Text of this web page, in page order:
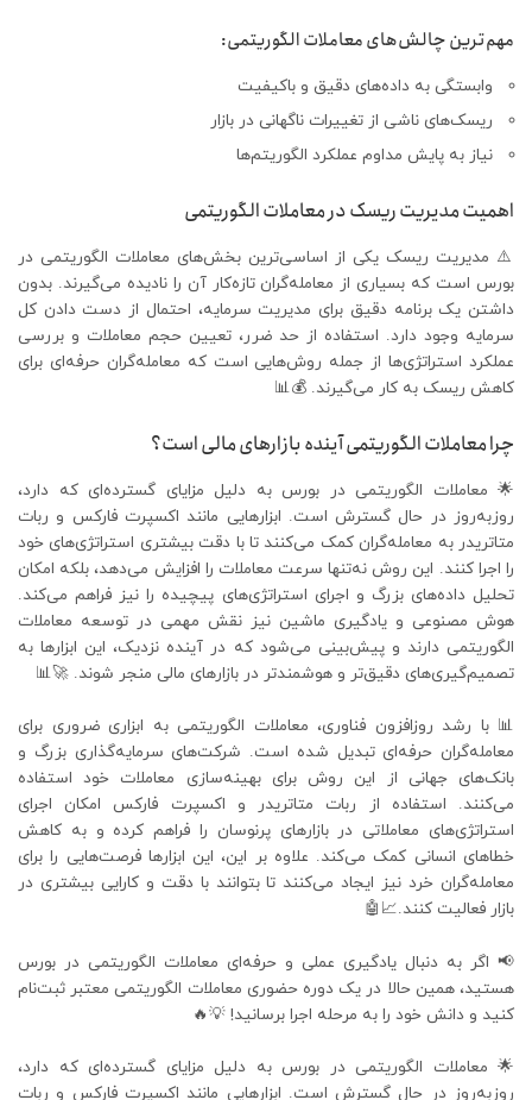
مهم‌ترین چالش‌های معاملات الگوریتمی:
وابستگی به داده‌های دقیق و باکیفیت
ریسک‌های ناشی از تغییرات ناگهانی در بازار
نیاز به پایش مداوم عملکرد الگوریتم‌ها
اهمیت مدیریت ریسک در معاملات الگوریتمی
⚠️ مدیریت ریسک یکی از اساسی‌ترین بخش‌های معاملات الگوریتمی در
بورس است که بسیاری از معامله‌گران تازه‌کار آن را نادیده می‌گیرند. بدون
داشتن یک برنامه دقیق برای مدیریت سرمایه، احتمال از دست دادن کل
سرمایه وجود دارد. استفاده از حد ضرر، تعیین حجم معاملات و بررسی
عملکرد استراتژی‌ها از جمله روش‌هایی است که معامله‌گران حرفه‌ای برای
کاهش ریسک به کار می‌گیرند. 💰📊
چرا معاملات الگوریتمی آینده بازارهای مالی است؟
🌟 معاملات الگوریتمی در بورس به دلیل مزایای گسترده‌ای که دارد،
روزبه‌روز در حال گسترش است. ابزارهایی مانند اکسپرت فارکس و ربات
متاتریدر به معامله‌گران کمک می‌کنند تا با دقت بیشتری استراتژی‌های خود
را اجرا کنند. این روش نه‌تنها سرعت معاملات را افزایش می‌دهد، بلکه امکان
تحلیل داده‌های بزرگ و اجرای استراتژی‌های پیچیده را نیز فراهم می‌کند.
هوش مصنوعی و یادگیری ماشین نیز نقش مهمی در توسعه معاملات
الگوریتمی دارند و پیش‌بینی می‌شود که در آینده نزدیک، این ابزارها به
تصمیم‌گیری‌های دقیق‌تر و هوشمندتر در بازارهای مالی منجر شوند. 🚀📊
📊 با رشد روزافزون فناوری، معاملات الگوریتمی به ابزاری ضروری برای
معامله‌گران حرفه‌ای تبدیل شده است. شرکت‌های سرمایه‌گذاری بزرگ و
بانک‌های جهانی از این روش برای بهینه‌سازی معاملات خود استفاده
می‌کنند. استفاده از ربات متاتریدر و اکسپرت فارکس امکان اجرای
استراتژی‌های معاملاتی در بازارهای پرنوسان را فراهم کرده و به کاهش
خطاهای انسانی کمک می‌کند. علاوه بر این، این ابزارها فرصت‌هایی را برای
معامله‌گران خرد نیز ایجاد می‌کنند تا بتوانند با دقت و کارایی بیشتری در
بازار فعالیت کنند.📈🤖
📢 اگر به دنبال یادگیری عملی و حرفه‌ای معاملات الگوریتمی در بورس
هستید، همین حالا در یک دوره حضوری معاملات الگوریتمی معتبر ثبت‌نام
کنید و دانش خود را به مرحله اجرا برسانید! 💡🔥
🌟 معاملات الگوریتمی در بورس به دلیل مزایای گسترده‌ای که دارد،
روزبه‌روز در حال گسترش است. ابزارهایی مانند اکسپرت فارکس و ربات